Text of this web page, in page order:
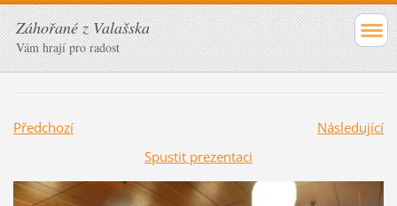
Záhořané z Valašska
Vám hrají pro radost
Předchozí
Následující
Spustit prezentaci